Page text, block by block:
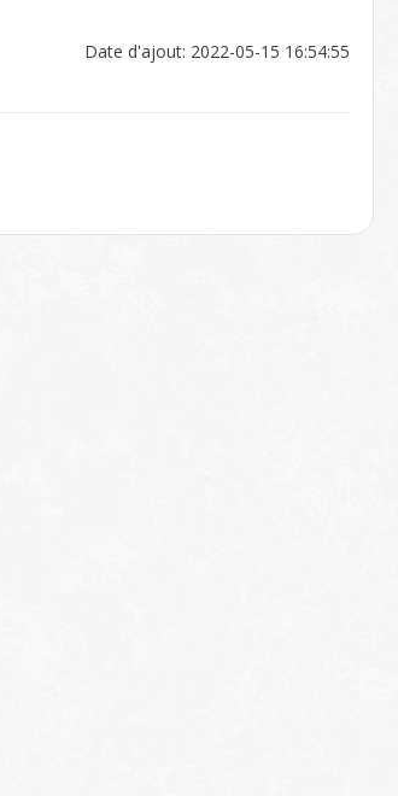
Date d'ajout: 2022-05-15 16:54:55